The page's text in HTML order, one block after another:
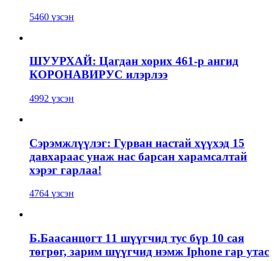
5460 үзсэн
ШУУРХАЙ: Цагдан хорих 461-р ангид
КОРОНАВИРУС илэрлээ
4992 үзсэн
Сэрэмжлүүлэг: Гурван настай хүүхэд 15
давхараас унаж нас барсан харамсалтай
хэрэг гарлаа!
4764 үзсэн
Б.Баасанцогт 11 шүүгчид тус бүр 10 сая
төгрөг, зарим шүүгчид нэмж Iphone гар утас